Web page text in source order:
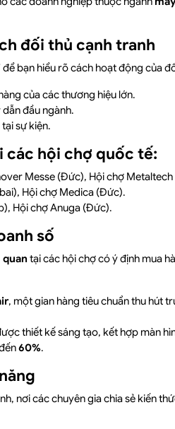
đối thủ cạnh tranh
để bạn hiểu rõ cách hoạt động của
của các thương hiệu lớn.
đầu ngành.
sự kiện.
các hội chợ quốc tế:
Messe (Đức), Hội chợ Metaltech
Hội chợ Medica (Đức).
Hội chợ Anuga (Đức).
số
tại các hội chợ có ý định mua
, một gian hàng tiêu chuẩn thu hút
thiết kế sáng tạo, kết hợp màn
60%.
nơi các chuyên gia chia sẻ kiến